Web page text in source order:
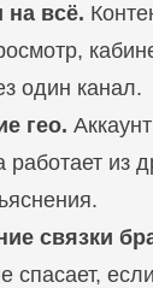
на всё.
один канал.
гео.
из
связки
спасает,